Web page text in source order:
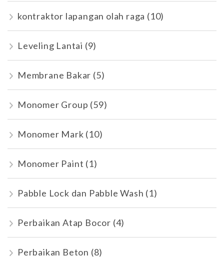
kontraktor lapangan olah raga (10)
Leveling Lantai (9)
Membrane Bakar (5)
Monomer Group (59)
Monomer Mark (10)
Monomer Paint (1)
Pabble Lock dan Pabble Wash (1)
Perbaikan Atap Bocor (4)
Perbaikan Beton (8)